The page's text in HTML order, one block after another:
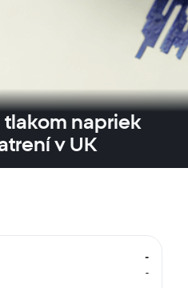
tlakom napriek
v UK
-
-